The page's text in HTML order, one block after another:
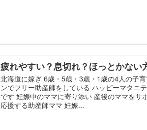
疲れやすい？息切れ？ほっとかない
北海道に嫁ぎ 6歳・5歳・3歳・1歳の4人の子
ンでフリー助産師をしている ハッピーマタニ
です 妊娠中のママに寄り添い 産後のママをサ
応援する助産師ママ 妊娠...